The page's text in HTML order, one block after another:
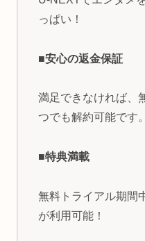
っぱい！
■安心の返金保証
満足できなければ、
つでも解約可能です。
■特典満載
無料トライアル期間
が利用可能！